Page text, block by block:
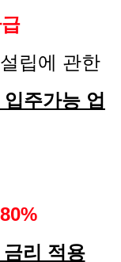
립에 관한
주가능 업
리 적용